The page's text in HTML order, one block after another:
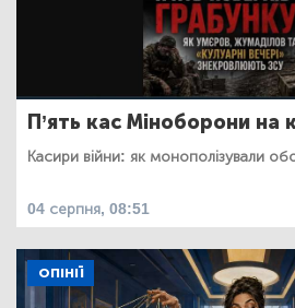
П’ять кас Міноборони на
Касири війни: як монополізували
04 серпня, 08:51
ОПІНІЇ